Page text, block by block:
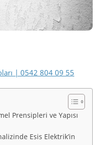
| 0542 804 09 55
Prensipleri ve Yapısı
Esis Elektrik’in